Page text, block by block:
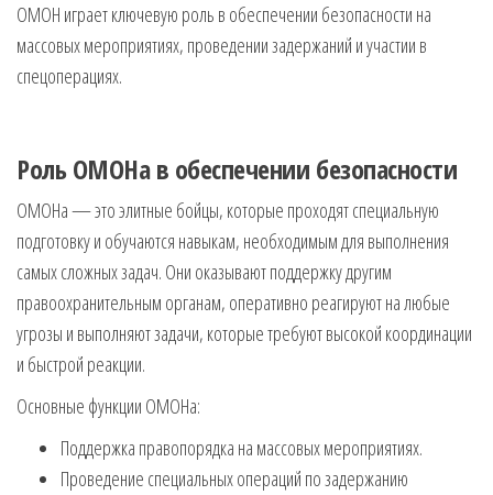
ОМОН играет ключевую роль в обеспечении безопасности на
массовых мероприятиях, проведении задержаний и участии в
спецоперациях.
Роль ОМОНа в обеспечении безопасности
ОМОНа — это элитные бойцы, которые проходят специальную
подготовку и обучаются навыкам, необходимым для выполнения
самых сложных задач. Они оказывают поддержку другим
правоохранительным органам, оперативно реагируют на любые
угрозы и выполняют задачи, которые требуют высокой координации
и быстрой реакции.
Основные функции ОМОНа:
Поддержка правопорядка на массовых мероприятиях.
Проведение специальных операций по задержанию